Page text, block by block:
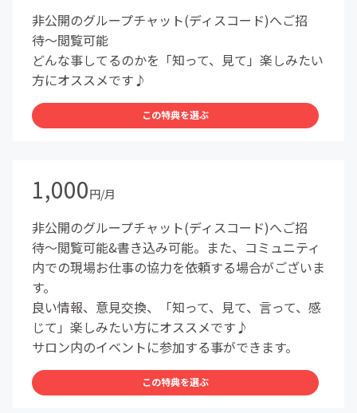
非公開のグループチャット(ディスコード)へご招
待〜閲覧可能
どんな事してるのかを「知って、見て」楽しみたい
方にオススメです♪
この特典を選ぶ
1,000円/月
非公開のグループチャット(ディスコード)へご招
待〜閲覧可能&書き込み可能。また、コミュニティ
内での現場お仕事の協力を依頼する場合がございま
す。
良い情報、意見交換、「知って、見て、言って、感
じて」楽しみたい方にオススメです♪
サロン内のイベントに参加する事ができます。
この特典を選ぶ